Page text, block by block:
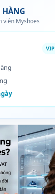
HÀNG
viên Myshoes
VIP